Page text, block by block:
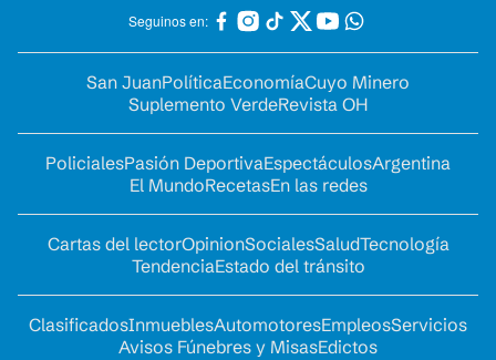
Seguinos en:
San JuanPolíticaEconomíaCuyo Minero
Suplemento VerdeRevista OH
PolicialesPasión DeportivaEspectáculosArgentina
El MundoRecetasEn las redes
Cartas del lectorOpinionSocialesSaludTecnología
TendenciaEstado del tránsito
ClasificadosInmueblesAutomotoresEmpleosServicios
Avisos Fúnebres y MisasEdictos